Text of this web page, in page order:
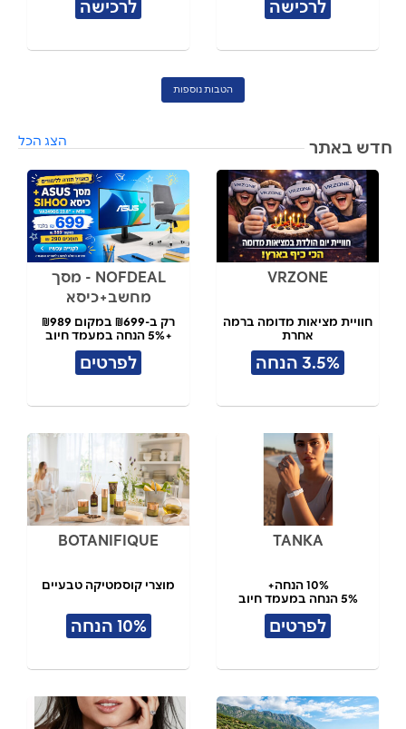
לרכישה לרכישה
הטבות נוספות
חדש באתר הצג הכל
VRZONE
חוויית מציאות מדומה ברמה
אחרת
3.5% הנחה
NOFDEAL - מסך
מחשב+כיסא
רק ב-₪699 במקום ₪989
+5% הנחה במעמד חיוב
לפרטים
TANKA
10% הנחה+
5% הנחה במעמד חיוב
לפרטים
BOTANIFIQUE
מוצרי קוסמטיקה טבעיים
10% הנחה